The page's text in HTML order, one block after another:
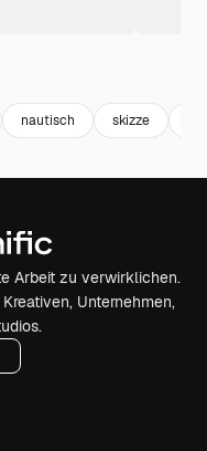
nautisch skizze
Arbeit zu verwirklichen.
Unternehmen,